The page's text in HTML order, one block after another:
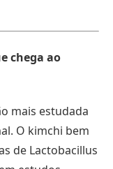
chega ao
mais estudada
O kimchi bem
de Lactobacillus